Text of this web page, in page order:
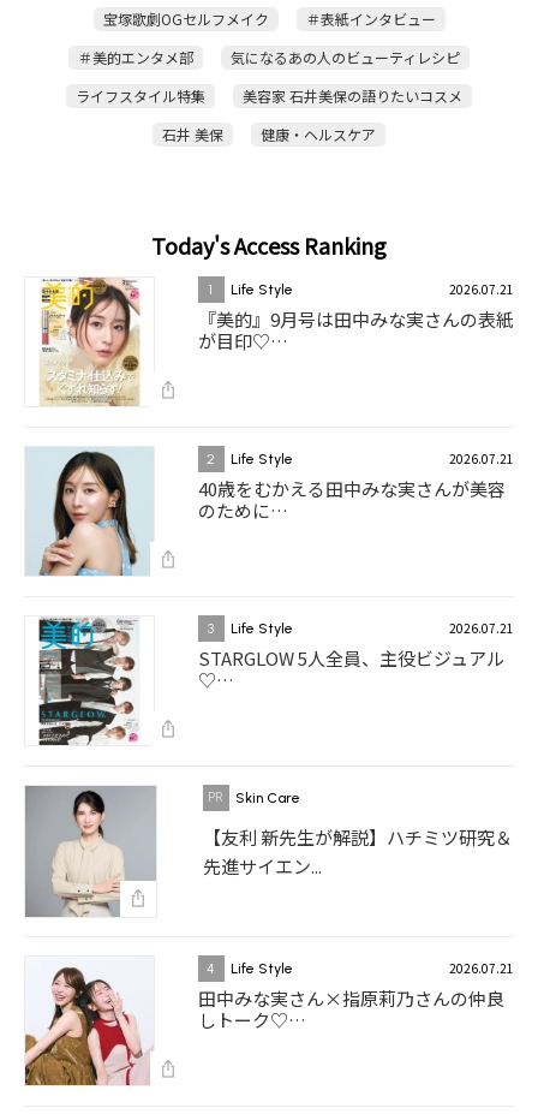
宝塚歌劇OGセルフメイク
＃表紙インタビュー
＃美的エンタメ部
気になるあの人のビューティレシピ
ライフスタイル特集
美容家 石井美保の語りたいコスメ
石井 美保
健康・ヘルスケア
Today's Access Ranking
1 Life Style 2026.07.21
『美的』9月号は田中みな実さんの表紙
が目印♡…
2 Life Style 2026.07.21
40歳をむかえる田中みな実さんが美容
のために…
3 Life Style 2026.07.21
STARGLOW 5人全員、主役ビジュアル
♡…
Skin Care
【友利 新先生が解説】ハチミツ研究＆
先進サイエン...
4 Life Style 2026.07.21
田中みな実さん×指原莉乃さんの仲良
しトーク♡…